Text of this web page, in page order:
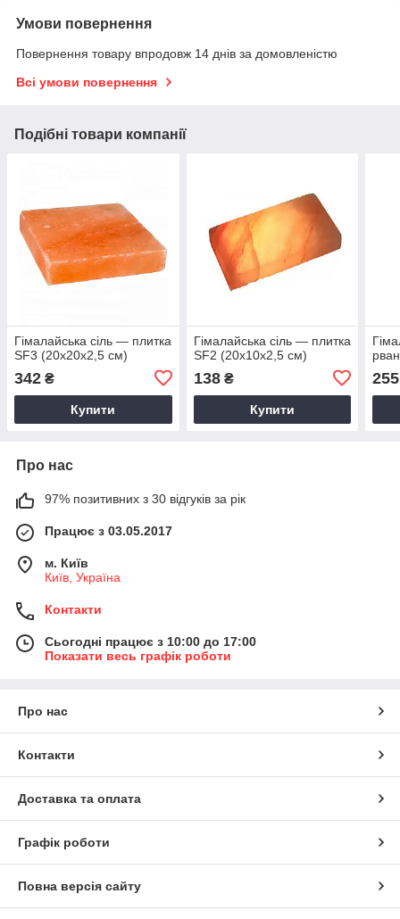
Умови повернення
Повернення товару впродовж 14 днів за домовленістю
Всі умови повернення
Подібні товари компанії
Гімалайська сіль — плитка
SF3 (20x20x2,5 см)
342 ₴
Купити
Гімалайська сіль — плитка
SF2 (20x10x2,5 см)
138₴
Купити
255
Про нас
97% позитивних з 30 відгуків за рік
Працює з 03.05.2017
м. Київ
Київ, Україна
Контакти
Сьогодні працює з 10:00 до 17:00
Показати весь графік роботи
Про нас
Контакти
Доставка та оплата
Графік роботи
Повна версія сайту